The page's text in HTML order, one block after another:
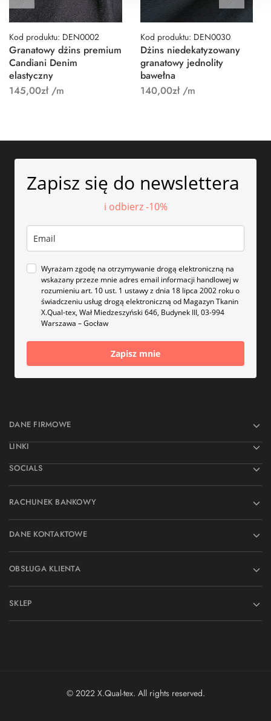
Kod produktu: DEN0002
Granatowy dżins premium
Candiani Denim
elastyczny
145,00zł/m
Kod produktu: DEN0030
Dżins niedekatyzowany
granatowy jednolity
bawełna
140,00zł/m
Zapisz się do newslettera
i odbierz -10%
Wyrażam zgodę na otrzymywanie drogą elektroniczną na
wskazany przeze mnie adres email informacji handlowej w
rozumieniu art. 10 ust. 1 ustawy z dnia 18 lipca 2002 roku o
świadczeniu usług drogą elektroniczną od Magazyn Tkanin
X.Qual-tex, Wał Miedzeszyński 646, Budynek III, 03-994
Warszawa – Gocław
Zapisz mnie
DANE FIRMOWE
LINKI
SOCIALS
RACHUNEK BANKOWY
DANE KONTAKTOWE
OBSŁUGA KLIENTA
SKLEP
© 2022 X.Qual-tex. All rights reserved.